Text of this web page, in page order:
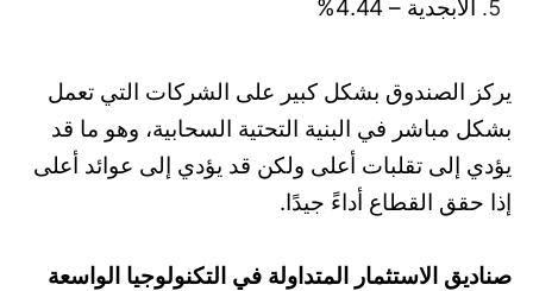
الأبجدية – 4.44%
يركز الصندوق بشكل كبير على الشركات التي تعمل
بشكل مباشر في البنية التحتية السحابية، وهو ما قد
يؤدي إلى تقلبات أعلى ولكن قد يؤدي إلى عوائد أعلى
إذا حقق القطاع أداءً جيدًا.
صناديق الاستثمار المتداولة في التكنولوجيا الواسعة